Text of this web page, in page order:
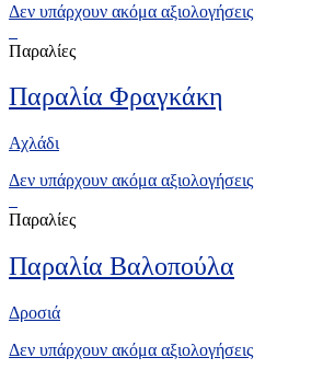
Δεν υπάρχουν ακόμα αξιολογήσεις
Παραλίες
Παραλία Φραγκάκη
Αχλάδι
Δεν υπάρχουν ακόμα αξιολογήσεις
Παραλίες
Παραλία Βαλοπούλα
Δροσιά
Δεν υπάρχουν ακόμα αξιολογήσεις